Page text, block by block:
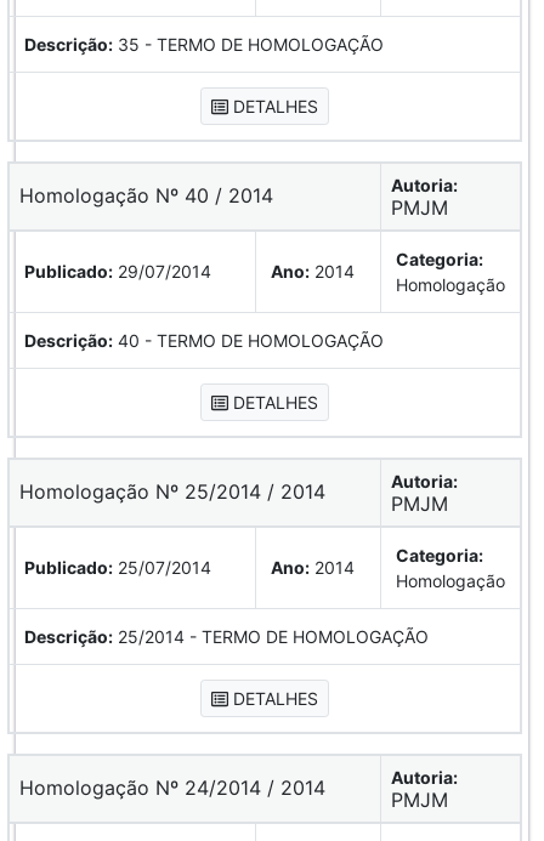
Descrição: 35 - TERMO DE HOMOLOGAÇÃO
DETALHES
Homologação Nº 40 / 2014 Autoria:
PMJM
Publicado: 29/07/2014 Ano: 2014
Categoria:
Homologação
Descrição: 40 - TERMO DE HOMOLOGAÇÃO
DETALHES
Homologação Nº 25/2014 / 2014 Autoria:
PMJM
Publicado: 25/07/2014 Ano: 2014
Categoria:
Homologação
Descrição: 25/2014 - TERMO DE HOMOLOGAÇÃO
DETALHES
Homologação Nº 24/2014 / 2014 Autoria:
PMJM